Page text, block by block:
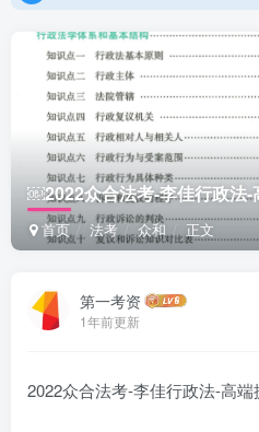
￼2022众合法考-李佳行政法-
首页 法考 众和 正文
第一考资
1年前更新
2022众合法考-李佳行政法-高端